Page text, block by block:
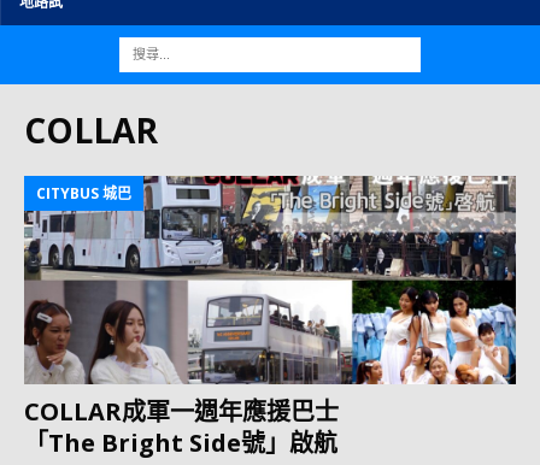
COLLAR
CITYBUS 城巴
COLLAR成軍一週年應援巴士
「The Bright Side號」啟航